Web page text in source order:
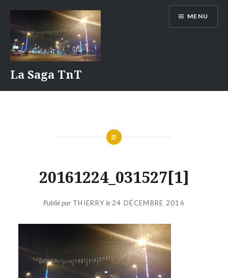
contenu
La Saga TnT
MENU
20161224_031527[1]
Publié par THIERRYle 24 DÉCEMBRE 2016